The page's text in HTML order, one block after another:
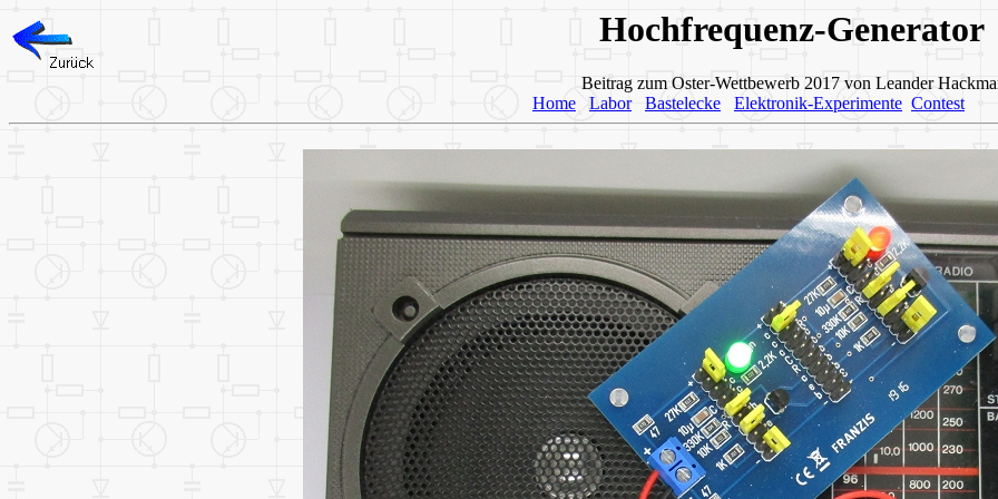
Hochfrequenz-Generator
Beitrag zum Oster-Wettbewerb 2017 von Leander
Home
Labor Bastelecke Elektronik-Experimente Contest